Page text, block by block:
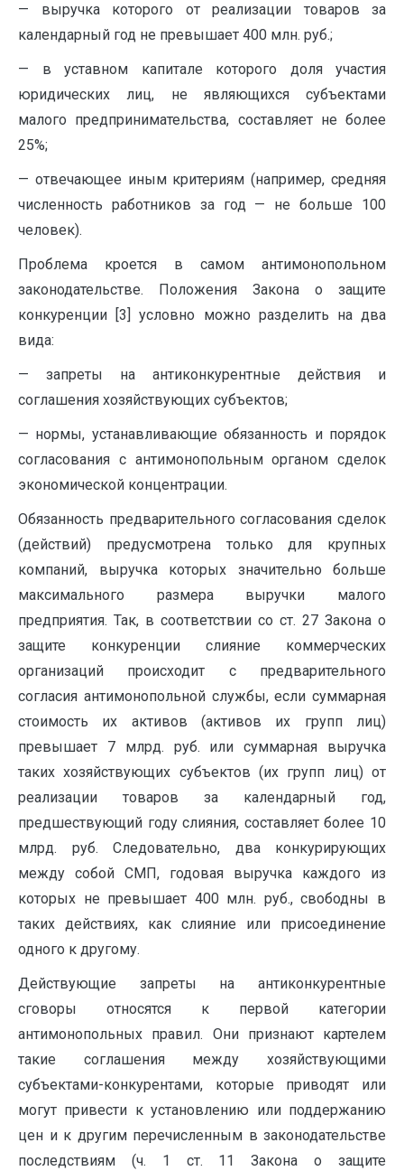
— выручка которого от реализации товаров за
календарный год не превышает 400 млн. руб.;
— в уставном капитале которого доля участия
юридических лиц, не являющихся субъектами
малого предпринимательства, составляет не более
25%;
— отвечающее иным критериям (например, средняя
численность работников за год — не больше 100
человек).
Проблема кроется в самом антимонопольном
законодательстве. Положения Закона о защите
конкуренции [3] условно можно разделить на два
вида:
— запреты на антиконкурентные действия и
соглашения хозяйствующих субъектов;
— нормы, устанавливающие обязанность и порядок
согласования с антимонопольным органом сделок
экономической концентрации.
Обязанность предварительного согласования сделок
(действий) предусмотрена только для крупных
компаний, выручка которых значительно больше
максимального размера выручки малого
предприятия. Так, в соответствии со ст. 27 Закона о
защите конкуренции слияние коммерческих
организаций происходит с предварительного
согласия антимонопольной службы, если суммарная
стоимость их активов (активов их групп лиц)
превышает 7 млрд. руб. или суммарная выручка
таких хозяйствующих субъектов (их групп лиц) от
реализации товаров за календарный год,
предшествующий году слияния, составляет более 10
млрд. руб. Следовательно, два конкурирующих
между собой СМП, годовая выручка каждого из
которых не превышает 400 млн. руб., свободны в
таких действиях, как слияние или присоединение
одного к другому.
Действующие запреты на антиконкурентные
сговоры относятся к первой категории
антимонопольных правил. Они признают картелем
такие соглашения между хозяйствующими
субъектами-конкурентами, которые приводят или
могут привести к установлению или поддержанию
цен и к другим перечисленным в законодательстве
последствиям (ч. 1 ст. 11 Закона о защите